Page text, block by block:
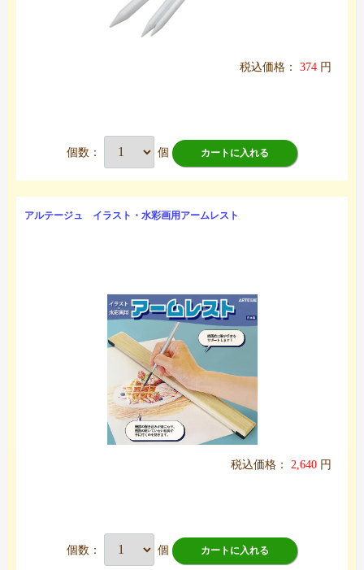
税込価格： 374 円
個数： 個 カートに入れる
アルテージュ イラスト・水彩画用アームレスト
税込価格： 2,640 円
個数： 個 カートに入れる